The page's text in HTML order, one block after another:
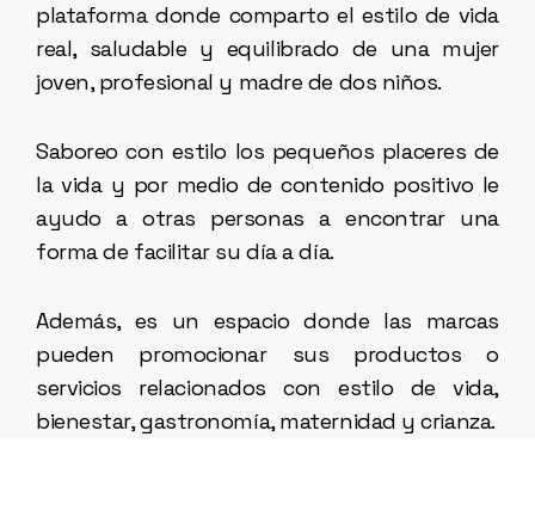
plataforma donde comparto el estilo de vida
real, saludable y equilibrado de una mujer
joven, profesional y madre de dos niños.
Saboreo con estilo los pequeños placeres de
la vida y por medio de contenido positivo le
ayudo a otras personas a encontrar una
forma de facilitar su día a día.
Además, es un espacio donde las marcas
pueden promocionar sus productos o
servicios relacionados con estilo de vida,
bienestar, gastronomía, maternidad y crianza.